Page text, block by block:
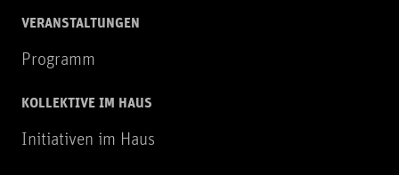
VERANSTALTUNGEN
Programm
KOLLEKTIVE IM HAUS
Initiativen im Haus